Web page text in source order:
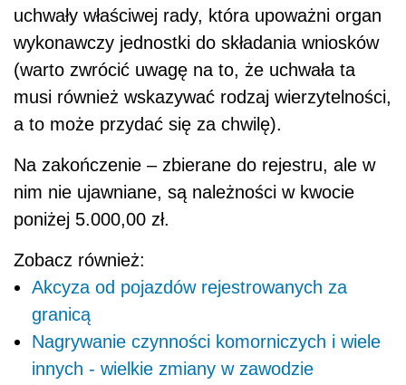
uchwały właściwej rady, która upoważni organ
wykonawczy jednostki do składania wniosków
(warto zwrócić uwagę na to, że uchwała ta
musi również wskazywać rodzaj wierzytelności,
a to może przydać się za chwilę).
Na zakończenie – zbierane do rejestru, ale w
nim nie ujawniane, są należności w kwocie
poniżej 5.000,00 zł.
Zobacz również:
Akcyza od pojazdów rejestrowanych za
granicą
Nagrywanie czynności komorniczych i wiele
innych - wielkie zmiany w zawodzie